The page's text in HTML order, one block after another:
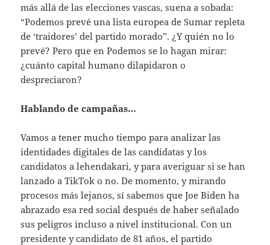
más allá de las elecciones vascas, suena a sobada:
“Podemos prevé una lista europea de Sumar repleta
de ‘traidores’ del partido morado”. ¿Y quién no lo
prevé? Pero que en Podemos se lo hagan mirar:
¿cuánto capital humano dilapidaron o
despreciaron?
Hablando de campañas…
Vamos a tener mucho tiempo para analizar las
identidades digitales de las candidatas y los
candidatos a lehendakari, y para averiguar si se han
lanzado a TikTok o no. De momento, y mirando
procesos más lejanos, sí sabemos que Joe Biden ha
abrazado esa red social después de haber señalado
sus peligros incluso a nivel institucional. Con un
presidente y candidato de 81 años, el partido